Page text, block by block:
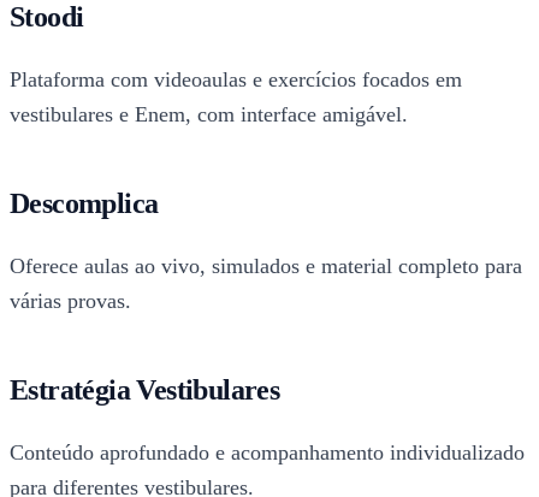
Stoodi
Plataforma com videoaulas e exercícios focados em
vestibulares e Enem, com interface amigável.
Descomplica
Oferece aulas ao vivo, simulados e material completo para
várias provas.
Estratégia Vestibulares
Conteúdo aprofundado e acompanhamento individualizado
para diferentes vestibulares.